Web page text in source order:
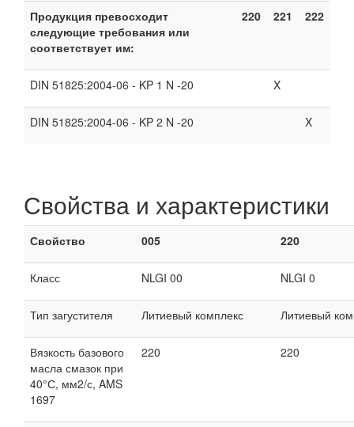
Продукция превосходит
следующие требования или
соответствует им:
220 221 222
DIN 51825:2004-06 - KP 1 N -20 X
DIN 51825:2004-06 - KP 2 N -20 X
Свойства и характеристики
Свойство 005 220
Класс NLGI 00 NLGI 0
Тип загустителя Литиевый комплекс Литиевый
Вязкость базового
масла смазок при
40°С, мм2/с, AMS
1697
220 220